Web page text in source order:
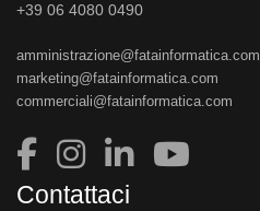
+39 06 4080 0490
amministrazione@fatainformatica.com
marketing@fatainformatica.com
commerciali@fatainformatica.com
Contattaci